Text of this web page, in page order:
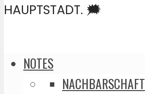
HAUPTSTADT. 🗯️
NOTES
NACHBARSCHAFT